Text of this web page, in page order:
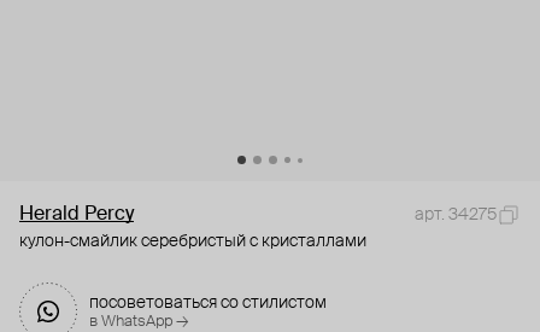
Herald Percy
арт. 34275
кулон-смайлик серебристый с кристаллами
посоветоваться со стилистом
в WhatsApp →